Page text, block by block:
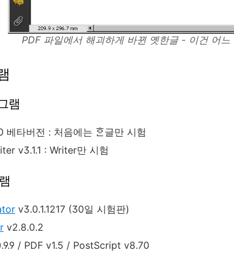
PDF 파일에서 해괴하게 바뀐 옛한글 - 이건 어
램
타버전 : 처음에는 ᄒᆞᆫ글만 시험
v3.1.1 : Writer만 시험
v3.0.1.1217 (30일 시험판)
v2.8.0.2
/ PDF v1.5 / PostScript v8.70